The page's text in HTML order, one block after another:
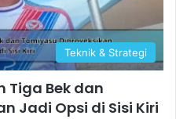
Teknik & Strategi
Tiga Bek dan
Jadi Opsi di Sisi Kiri